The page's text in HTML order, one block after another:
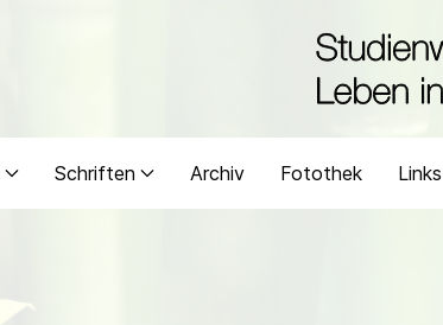
Schriften Archiv Fotothek Links